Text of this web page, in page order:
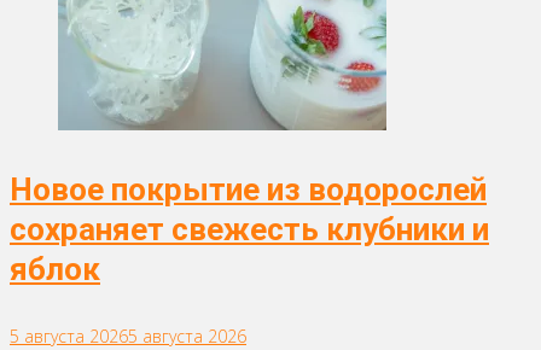
Новое покрытие из водорослей
сохраняет свежесть клубники и
яблок
5 августа 20265 августа 2026